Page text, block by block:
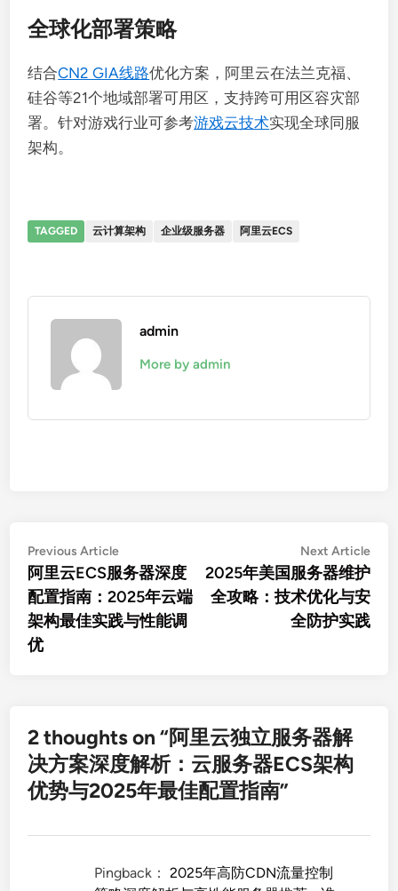
全球化部署策略
结合CN2 GIA线路优化方案，阿里云在法兰克福、
硅谷等21个地域部署可用区，支持跨可用区容灾部
署。针对游戏行业可参考游戏云技术实现全球同服
架构。
TAGGED 云计算架构 企业级服务器 阿里云ECS
admin
More by admin
文
章
导
航
Previous ArticlePrevious
article:
阿里云ECS服务器深度
配置指南：2025年云端
架构最佳实践与性能调
优
Next Article
2025年美国服务器维护
全攻略：技术优化与安
全防护实践
2 thoughts on “阿里云独立服务器解
决方案深度解析：云服务器ECS架构
优势与2025年最佳配置指南”
Pingback：2025年高防CDN流量控制